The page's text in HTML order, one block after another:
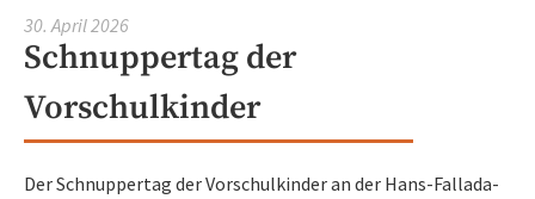
7
30. April 2026
Schnuppertag der
Vorschulkinder
Der Schnuppertag der Vorschulkinder an der Hans-Fallada-